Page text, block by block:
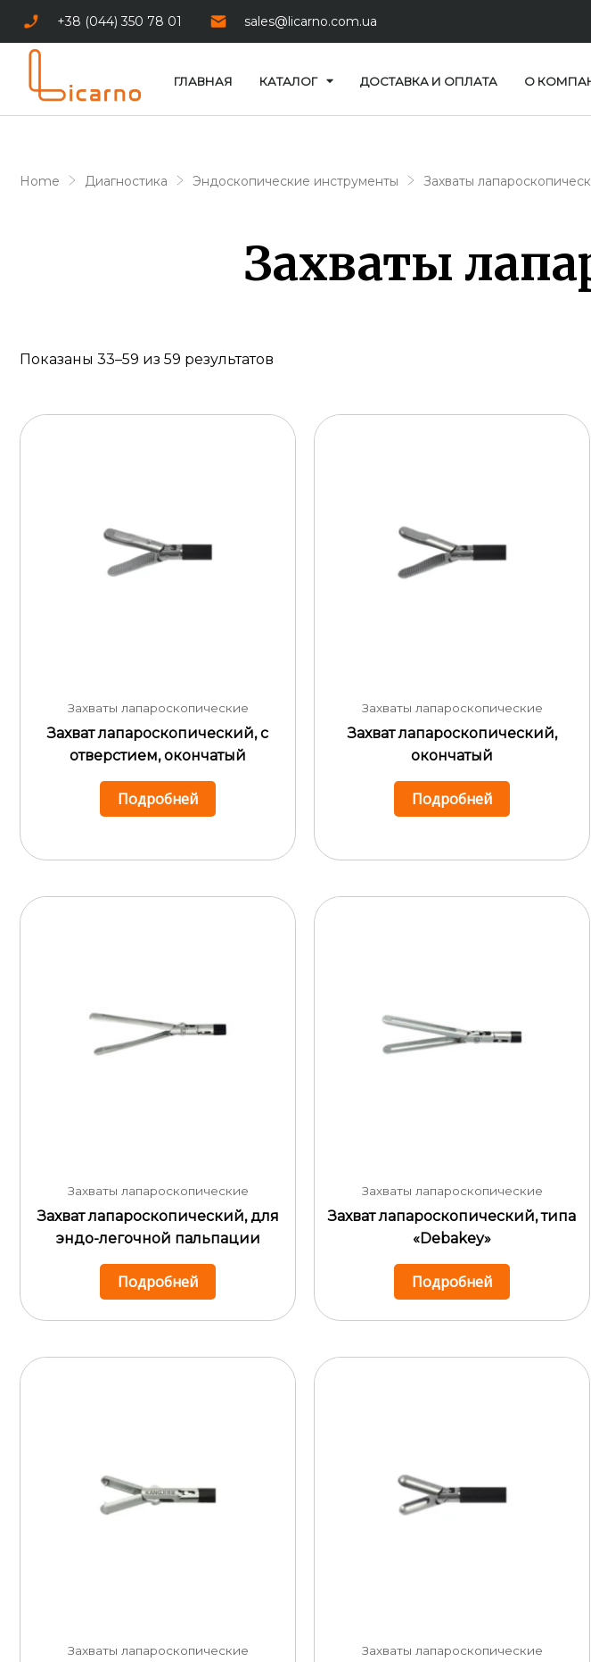
+38 (044) 350 78 01 sales@licarno.com.ua
ГЛАВНАЯ КАТАЛОГ ДОСТАВКА И ОПЛАТА О
Home Диагностика Эндоскопические инструменты Захваты
Захваты
Показаны 33–59 из 59 результатов
Захваты лапароскопические
Захват лапароскопический, с
отверстием, окончатый
Подробней
Захваты лапароскопические
Захват лапароскопический,
окончатый
Подробней
Захваты лапароскопические
Захват лапароскопический, для
эндо-легочной пальпации
Подробней
Захваты лапароскопические
Захват лапароскопический, типа
«Debakey»
Подробней
Захваты лапароскопические Захваты лапароскопические